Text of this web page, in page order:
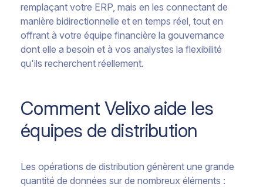
remplaçant votre ERP, mais en les connectant de
manière bidirectionnelle et en temps réel, tout en
offrant à votre équipe financière la gouvernance
dont elle a besoin et à vos analystes la flexibilité
qu'ils recherchent réellement.
Comment Velixo aide les
équipes de distribution
Les opérations de distribution génèrent une grande
quantité de données sur de nombreux éléments :